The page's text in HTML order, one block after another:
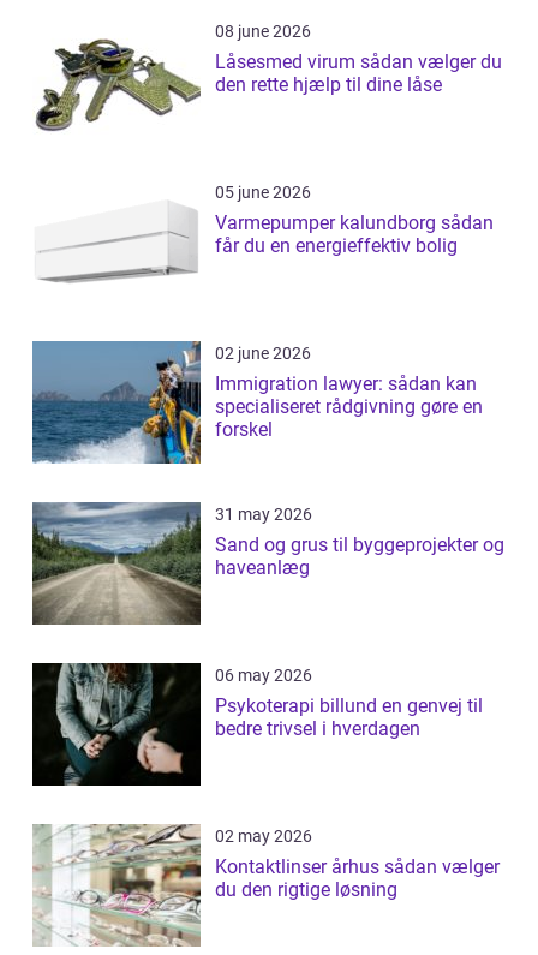
08 june 2026
Låsesmed virum sådan vælger du
den rette hjælp til dine låse
05 june 2026
Varmepumper kalundborg sådan
får du en energieffektiv bolig
02 june 2026
Immigration lawyer: sådan kan
specialiseret rådgivning gøre en
forskel
31 may 2026
Sand og grus til byggeprojekter og
haveanlæg
06 may 2026
Psykoterapi billund en genvej til
bedre trivsel i hverdagen
02 may 2026
Kontaktlinser århus sådan vælger
du den rigtige løsning